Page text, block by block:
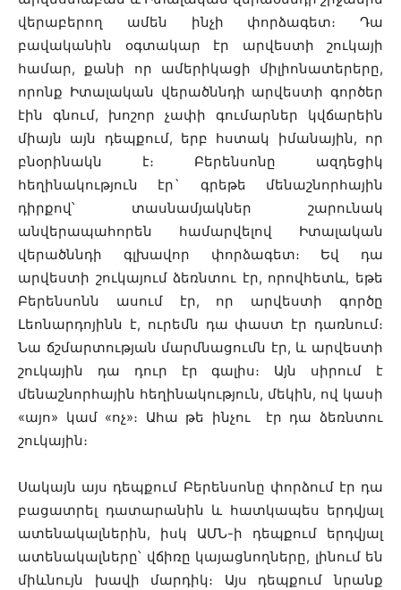
վերաբերող ամեն ինչի փորձագետ։ Դա
բավականին օգտակար էր արվեստի շուկայի
համար, քանի որ ամերիկացի միլիոնատերերը,
որոնք Իտալական վերածննդի արվեստի գործեր
էին գնում, խոշոր չափի գումարներ կվճարեին
միայն այն դեպքում, երբ հստակ իմանային, որ
բնօրինակն է։ Բերենսոնը ազդեցիկ
հեղինակություն էր` գրեթե մենաշնորհային
դիրքով՝ տասնամյակներ շարունակ
անվերապահորեն համարվելով Իտալական
վերածննդի գլխավոր փորձագետ։ Եվ դա
արվեստի շուկայում ձեռնտու էր, որովհետև, եթե
Բերենսոնն ասում էր, որ արվեստի գործը
Լեոնարդոյինն է, ուրեմն դա փաստ էր դառնում։
Նա ճշմարտության մարմնացումն էր, և արվեստի
շուկային դա դուր էր գալիս։ Այն սիրում է
մենաշնորհային հեղինակություն, մեկին, ով կասի
«այո» կամ «ոչ»։ Ահա թե ինչու էր դա ձեռնտու
շուկային։
Սակայն այս դեպքում Բերենսոնը փորձում էր դա
բացատրել դատարանին և հատկապես երդվյալ
ատենակալներին, իսկ ԱՄՆ-ի դեպքում երդվյալ
ատենակալները՝ վճիռը կայացնողները, լինում են
միևնույն խավի մարդիկ։ Այս դեպքում նրանք